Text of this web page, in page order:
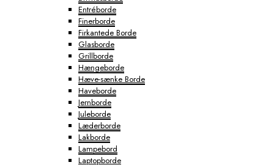
Entréborde
Finerborde
Firkantede Borde
Glasborde
Grillborde
Hængeborde
Hæve-sænke Borde
Haveborde
Jernborde
Juleborde
Læderborde
Lakborde
Lampebord
Laptopborde